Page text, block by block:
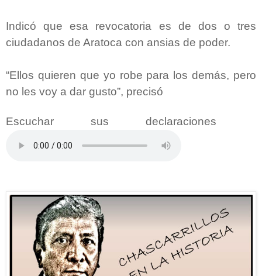
Indicó que esa revocatoria es de dos o tres
ciudadanos de Aratoca con ansias de poder.
“Ellos quieren que yo robe para los demás, pero
no les voy a dar gusto”, precisó
Escuchar sus declaraciones